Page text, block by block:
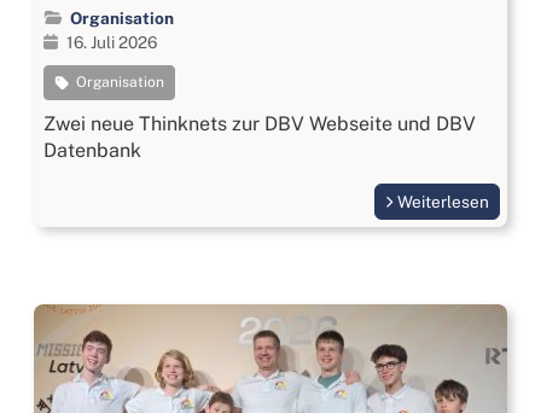
Organisation
16. Juli 2026
Organisation
Zwei neue Thinknets zur DBV Webseite und DBV
Datenbank
Weiterlesen